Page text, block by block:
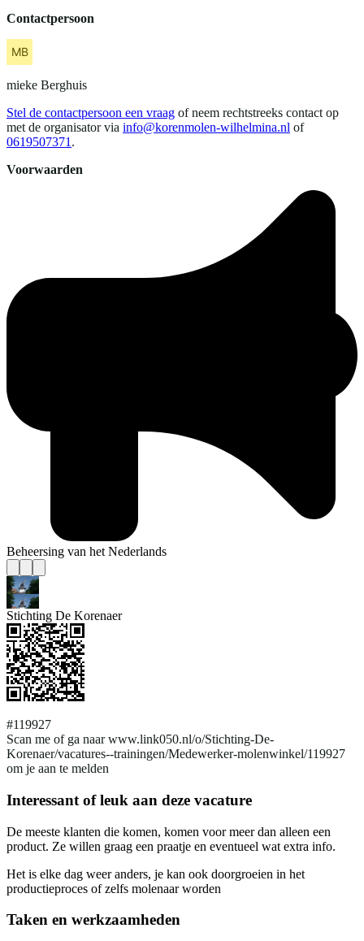
Contactpersoon
mieke Berghuis
Stel de contactpersoon een vraag of neem rechtstreeks contact op
met de organisator via info@korenmolen-wilhelmina.nl of
0619507371 .
Voorwaarden
Beheersing van het Nederlands
Stichting De Korenaer
#119927
Scan me of ga naar www.link050.nl/o/Stichting-De-
Korenaer/vacatures--trainingen/Medewerker-molenwinkel/119927
om je aan te melden
Interessant of leuk aan deze vacature
De meeste klanten die komen, komen voor meer dan alleen een
product. Ze willen graag een praatje en eventueel wat extra info.
Het is elke dag weer anders, je kan ook doorgroeien in het
productieproces of zelfs molenaar worden
Taken en werkzaamheden